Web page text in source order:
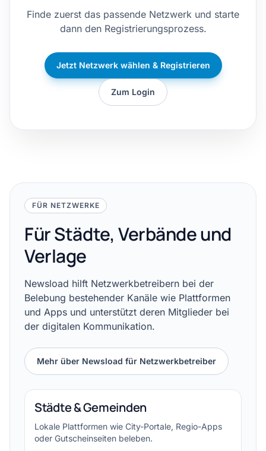
Finde zuerst das passende Netzwerk und starte
dann den Registrierungsprozess.
Jetzt Netzwerk wählen & Registrieren
Zum Login
FÜR NETZWERKE
Für Städte, Verbände und
Verlage
Newsload hilft Netzwerkbetreibern bei der
Belebung bestehender Kanäle wie Plattformen
und Apps und unterstützt deren Mitglieder bei
der digitalen Kommunikation.
Mehr über Newsload für Netzwerkbetreiber
Städte & Gemeinden
Lokale Plattformen wie City-Portale, Regio-Apps
oder Gutscheinseiten beleben.